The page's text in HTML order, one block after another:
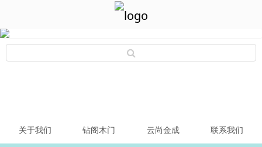
关于我们 钻阁木门 云尚金成 联系我们